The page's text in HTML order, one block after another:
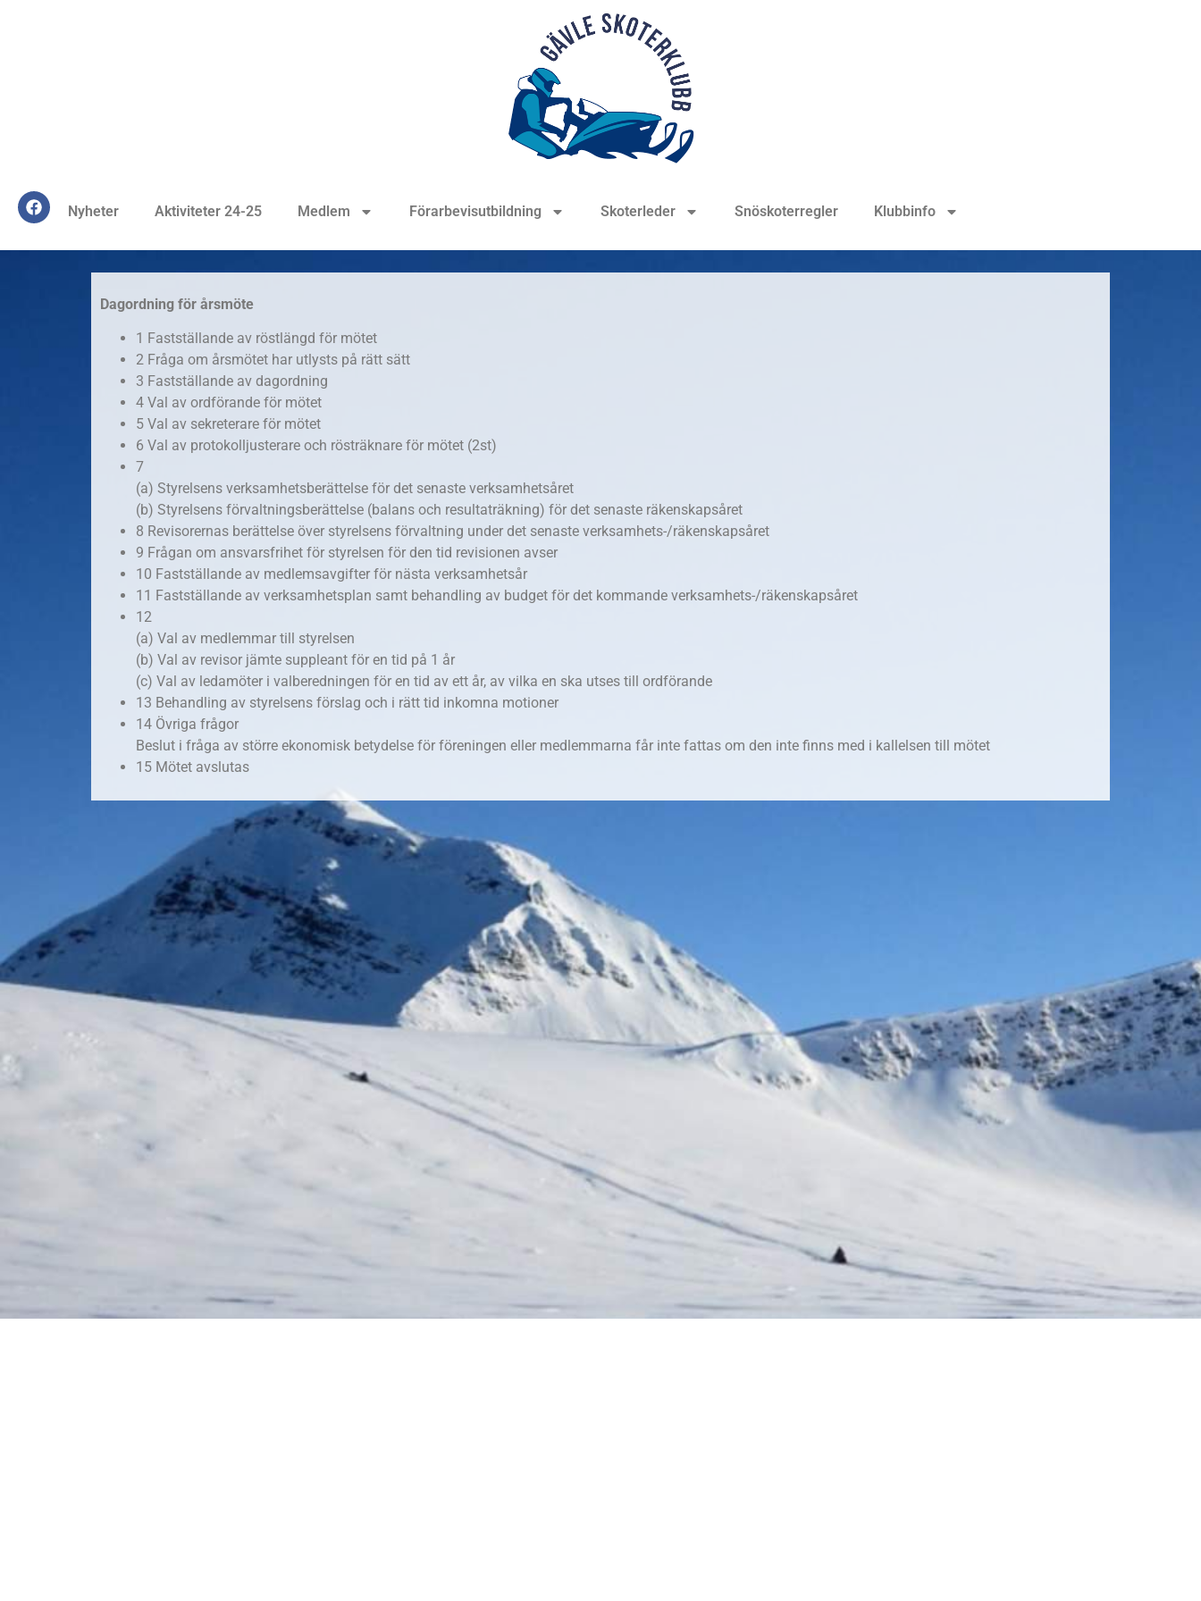
Nyheter Aktiviteter 24-25 Medlem Förarbevisutbildning Skoterleder Snöskoterregler Klubbinfo
Dagordning för årsmöte
1 Fastställande av röstlängd för mötet
2 Fråga om årsmötet har utlysts på rätt sätt
3 Fastställande av dagordning
4 Val av ordförande för mötet
5 Val av sekreterare för mötet
6 Val av protokolljusterare och rösträknare för mötet (2st)
7
(a) Styrelsens verksamhetsberättelse för det senaste verksamhetsåret
(b) Styrelsens förvaltningsberättelse (balans och resultaträkning) för det senaste räkenskapsåret
8 Revisorernas berättelse över styrelsens förvaltning under det senaste verksamhets-/räkenskapsåret
9 Frågan om ansvarsfrihet för styrelsen för den tid revisionen avser
10 Fastställande av medlemsavgifter för nästa verksamhetsår
11 Fastställande av verksamhetsplan samt behandling av budget för det kommande verksamhets-/räkenskapsåret
12
(a) Val av medlemmar till styrelsen
(b) Val av revisor jämte suppleant för en tid på 1 år
(c) Val av l edamöter i valberedningen för en tid av ett år, av vilka en ska utses till ordförande
13 Behandling av styrelsens förslag och i rätt tid inkomna motioner
14 Övriga frågor
Beslut i fråga av större ekonomisk betydelse för föreningen eller medlemmarna får inte fattas om den inte finns med i kallelsen till mötet
15 Mötet avslutas